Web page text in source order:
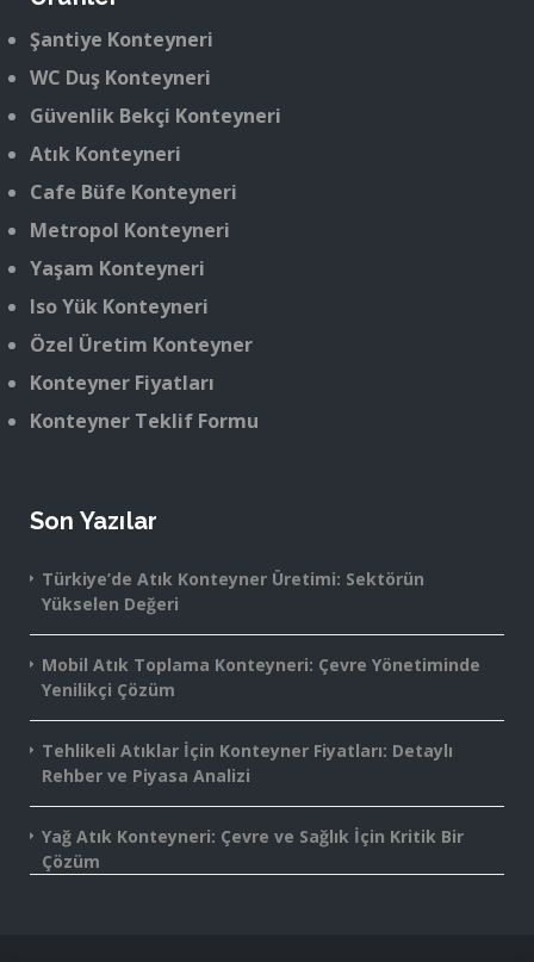
Şantiye Konteyneri
WC Duş Konteyneri
Güvenlik Bekçi Konteyneri
Atık Konteyneri
Cafe Büfe Konteyneri
Metropol Konteyneri
Yaşam Konteyneri
Iso Yük Konteyneri
Özel Üretim Konteyner
Konteyner Fiyatları
Konteyner Teklif Formu
Son Yazılar
Türkiye’de Atık Konteyner Üretimi: Sektörün
Yükselen Değeri
Mobil Atık Toplama Konteyneri: Çevre Yönetiminde
Yenilikçi Çözüm
Tehlikeli Atıklar İçin Konteyner Fiyatları: Detaylı
Rehber ve Piyasa Analizi
Yağ Atık Konteyneri: Çevre ve Sağlık İçin Kritik Bir
Çözüm